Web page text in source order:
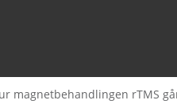
magnetbehandlingen rTMS